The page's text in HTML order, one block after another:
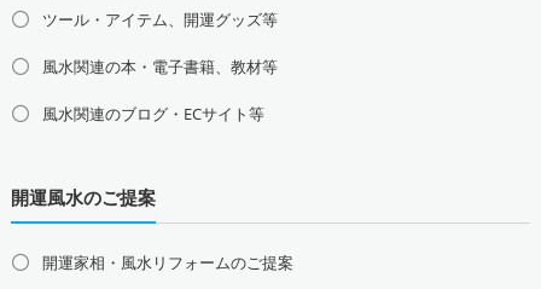
茨城県の占い師募集・求人
栃木県の占い師募集・求人
山梨県の占い師募集・求人
新潟県の占い師募集・求人
東海地方の占い師募集・求人
愛知県の占い師募集・求人
岐阜県の占い師募集・求人
三重県の占い師募集・求人
静岡県の占い師募集・求人
ツール・アイテム、開運グッズ等
風水関連の本・電子書籍、教材等
風水関連のブログ・ECサイト等
開運風水のご提案
開運家相・風水リフォームのご提案